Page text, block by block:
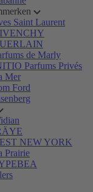
Saint Laurent
de Marly
Parfums Privés
Mer
Ford
NEW YORK
Prairie